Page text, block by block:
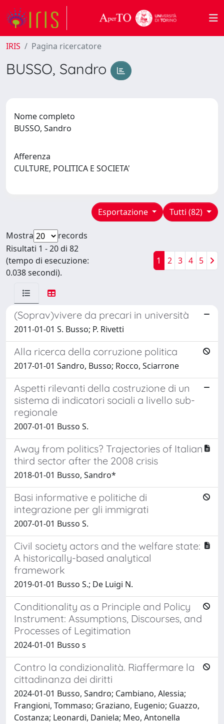
IRIS Pagina ricercatore
BUSSO, Sandro
Nome completo
BUSSO, Sandro
Afferenza
CULTURE, POLITICA E SOCIETA'
Tutti (82)
Esportazione
Mostra
records
Risultati 1 - 20 di 82
(tempo di esecuzione:
0.038 secondi).
1 2 3 4 5
(Soprav)vivere da precari in università
2011-01-01 S. Busso; P. Rivetti
Alla ricerca della corruzione politica
2017-01-01 Sandro, Busso; Rocco, Sciarrone
Aspetti rilevanti della costruzione di un
sistema di indicatori sociali a livello sub-
regionale
2007-01-01 Busso S.
Away from politics? Trajectories of Italian
third sector after the 2008 crisis
2018-01-01 Busso, Sandro*
Basi informative e politiche di
integrazione per gli immigrati
2007-01-01 Busso S.
Civil society actors and the welfare state:
A historically-based analytical
framework
2019-01-01 Busso S.; De Luigi N.
Conditionality as a Principle and Policy
Instrument: Assumptions, Discourses, and
Processes of Legitimation
2024-01-01 Busso s
Contro la condizionalità. Riaffermare la
cittadinanza dei diritti
2024-01-01 Busso, Sandro; Cambiano, Alessia;
Frangioni, Tommaso; Graziano, Eugenio; Guazzo,
Costanza; Leonardi, Daniela; Meo, Antonella